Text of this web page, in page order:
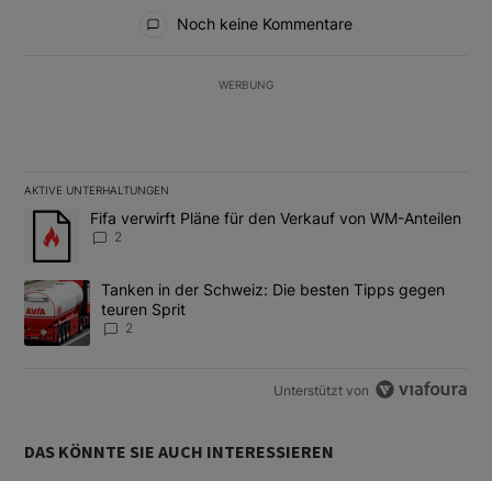
Noch keine Kommentare
WERBUNG
AKTIVE UNTERHALTUNGEN
Das Folgende ist eine Liste der am meisten kommentierten
Ein Trendartikel mit dem Titel "Fifa verwirft Pläne für den
Fifa verwirft Pläne für den Verkauf von WM-Anteilen
2
Ein Trendartikel mit dem Titel "Tanken in der Schweiz: Die
Tanken in der Schweiz: Die besten Tipps gegen
teuren Sprit
2
Unterstützt von
DAS KÖNNTE SIE AUCH INTERESSIEREN